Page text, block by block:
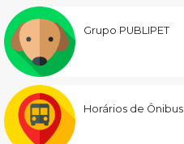
Grupo PUBLIPET
Horários de Ônibus